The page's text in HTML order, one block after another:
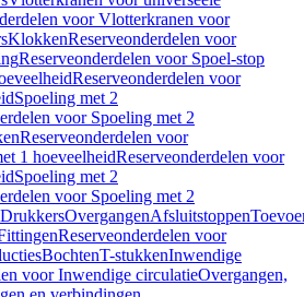
voor Vlotterkranen voor
KlokkenReserveonderdelen voor
Reserveonderdelen voor Spoel-stop
Reserveonderdelen voor
Spoeling met 2
voor Spoeling met 2
Reserveonderdelen voor
1 hoeveelheidReserveonderdelen voor
Spoeling met 2
voor Spoeling met 2
DrukkersOvergangenAfsluitstoppen
Reserveonderdelen voor
BochtenT-stukkenInwendige
voor Inwendige circulatieOvergangen,